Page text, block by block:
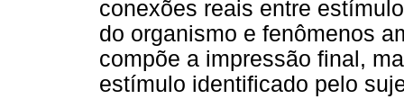
conexões reais entre
do organismo e fenômenos
compõe a impressão final,
estímulo identificado pelo